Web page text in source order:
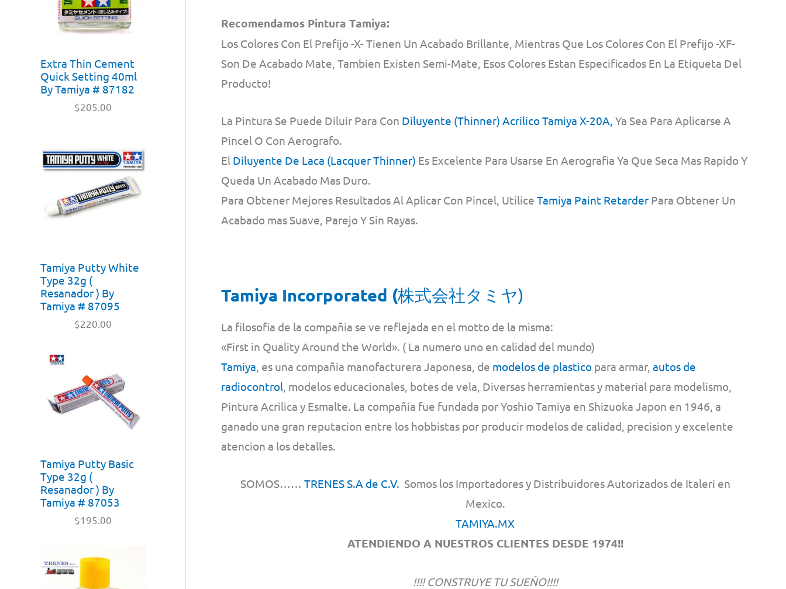
Extra Thin Cement
Quick Setting 40ml
By Tamiya # 87182
$205.00
Tamiya Putty White
Type 32g (
Resanador ) By
Tamiya # 87095
$220.00
Tamiya Putty Basic
Type 32g (
Resanador ) By
Tamiya # 87053
$195.00
Recomendamos Pintura Tamiya:
Los Colores Con El Prefijo -X- Tienen Un Acabado Brillante, Mientras Que Los Colores Con El Prefijo -XF-
Son De Acabado Mate, Tambien Existen Semi-Mate, Esos Colores Estan Especificados En La Etiqueta Del
Producto!
La Pintura Se Puede Diluir Para Con Diluyente (Thinner) Acrilico Tamiya X-20A, Ya Sea Para Aplicarse A
Pincel O Con Aerografo.
El Diluyente De Laca (Lacquer Thinner) Es Excelente Para Usarse En Aerografia Ya Que Seca Mas Rapido Y
Queda Un Acabado Mas Duro.
Para Obtener Mejores Resultados Al Aplicar Con Pincel, Utilice Tamiya Paint RetarderPara Obtener Un
Acabado mas Suave, Parejo Y Sin Rayas.
Tamiya Incorporated (株式会社タミヤ)
La filosofia de la compañia se ve reflejada en el motto de la misma:
«First in Quality Around the World». ( La numero uno en calidad del mundo)
Tamiya, es una compañia manofacturera Japonesa, de modelos de plasticopara armar, autos de
radiocontrol, modelos educacionales, botes de vela, Diversas herramientas y material para modelismo,
Pintura Acrilica y Esmalte. La compañia fue fundada por Yoshio Tamiya en Shizuoka Japon en 1946, a
ganado una gran reputacion entre los hobbistas por producir modelos de calidad, precision y excelente
atencion a los detalles.
SOMOS…… TRENES S.A de C.V. Somos los Importadores y Distribuidores Autorizados de Italeri en
Mexico.
TAMIYA.MX
ATENDIENDO A NUESTROS CLIENTES DESDE 1974!!
!!!! CONSTRUYE TU SUEÑO!!!!